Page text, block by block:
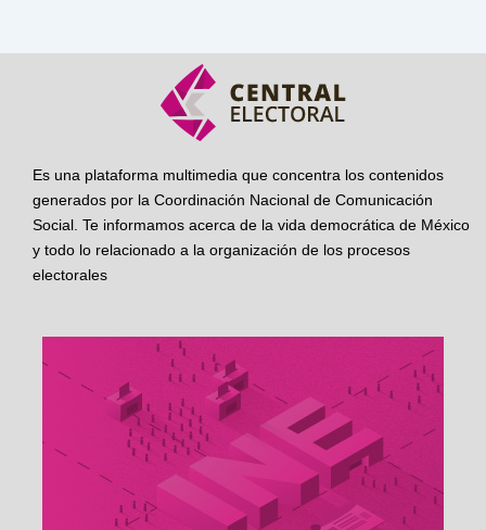
Es una plataforma multimedia que concentra los contenidos
generados por la Coordinación Nacional de Comunicación
Social. Te informamos acerca de la vida democrática de México
y todo lo relacionado a la organización de los procesos
electorales